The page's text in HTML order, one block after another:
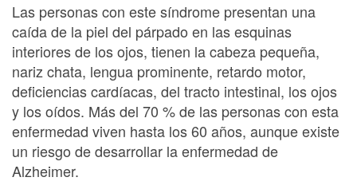
Las personas con este síndrome presentan una
caída de la piel del párpado en las esquinas
interiores de los ojos, tienen la cabeza pequeña,
nariz chata, lengua prominente, retardo motor,
deficiencias cardíacas, del tracto intestinal, los ojos
y los oídos. Más del 70 % de las personas con esta
enfermedad viven hasta los 60 años, aunque existe
un riesgo de desarrollar la enfermedad de
Alzheimer.